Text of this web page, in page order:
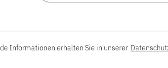
Informationen erhalten Sie in unserer